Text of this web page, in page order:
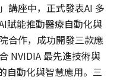
講座中，正式發表AI 多
賦能推動醫療自動化與
合作，成功開發三款應
NVIDIA 最先進技術與
自動化與智慧應用。三